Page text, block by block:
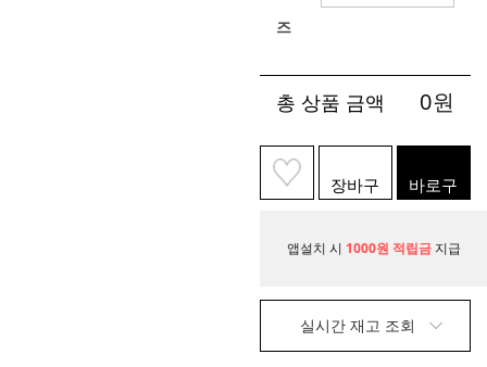
즈
총 상품 금액 0원
장바구
니
바로구
매
앱설치 시 1000원 적립금 지급
실시간 재고 조회